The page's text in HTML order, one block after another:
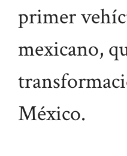
primer
mexicano,
México.